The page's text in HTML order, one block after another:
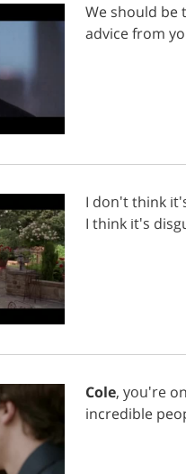
We should be
advicefrom
I don'tthink
I think it's
Cole, you're
incredible